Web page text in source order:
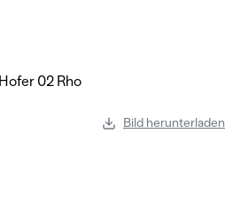
Bild herunterladen